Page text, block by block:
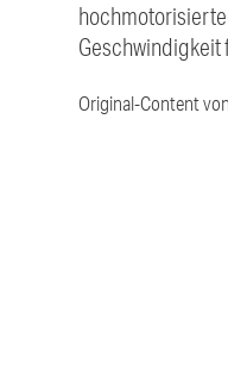
Geschwindigkeit
Original-Content